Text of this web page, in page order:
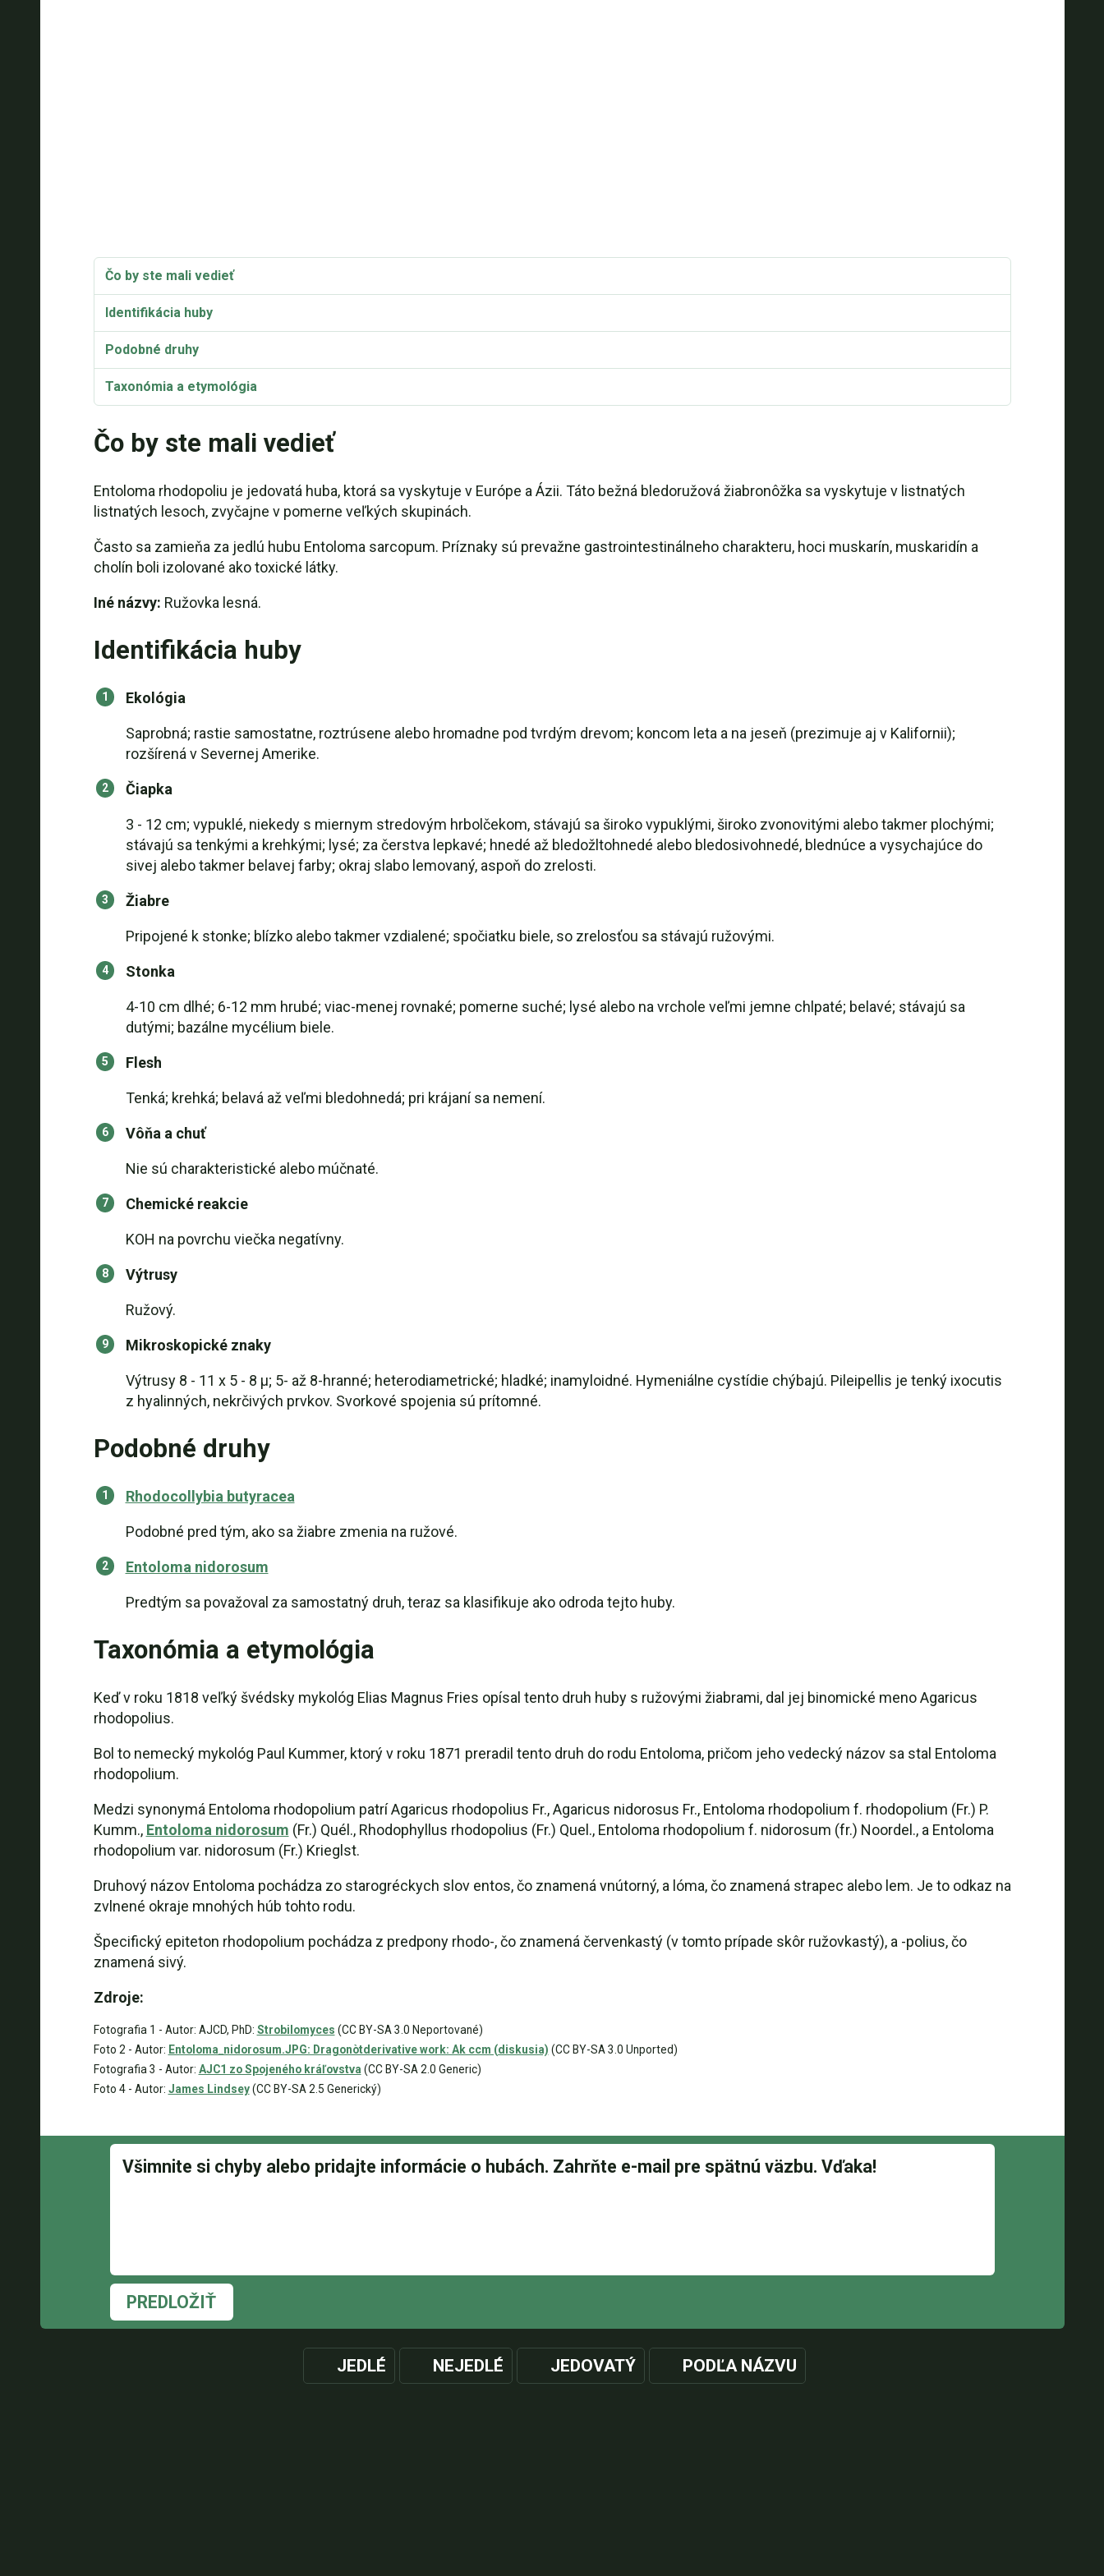
Čo by ste mali vedieť
Identifikácia huby
Podobné druhy
Taxonómia a etymológia
Čo by ste mali vedieť
Entoloma rhodopoliu je jedovatá huba, ktorá sa vyskytuje v Európe a Ázii. Táto bežná bledoružová žiabronôžka sa vyskytuje v listnatých
listnatých lesoch, zvyčajne v pomerne veľkých skupinách.
Často sa zamieňa za jedlú hubu Entoloma sarcopum. Príznaky sú prevažne gastrointestinálneho charakteru, hoci muskarín, muskaridín a
cholín boli izolované ako toxické látky.
Iné názvy: Ružovka lesná.
Identifikácia huby
Ekológia
Saprobná; rastie samostatne, roztrúsene alebo hromadne pod tvrdým drevom; koncom leta a na jeseň (prezimuje aj v Kalifornii);
rozšírená v Severnej Amerike.
Čiapka
3 - 12 cm; vypuklé, niekedy s miernym stredovým hrbolčekom, stávajú sa široko vypuklými, široko zvonovitými alebo takmer plochými;
stávajú sa tenkými a krehkými; lysé; za čerstva lepkavé; hnedé až bledožltohnedé alebo bledosivohnedé, blednúce a vysychajúce do
sivej alebo takmer belavej farby; okraj slabo lemovaný, aspoň do zrelosti.
Žiabre
Pripojené k stonke; blízko alebo takmer vzdialené; spočiatku biele, so zrelosťou sa stávajú ružovými.
Stonka
4-10 cm dlhé; 6-12 mm hrubé; viac-menej rovnaké; pomerne suché; lysé alebo na vrchole veľmi jemne chlpaté; belavé; stávajú sa
dutými; bazálne mycélium biele.
Flesh
Tenká; krehká; belavá až veľmi bledohnedá; pri krájaní sa nemení.
Vôňa a chuť
Nie sú charakteristické alebo múčnaté.
Chemické reakcie
KOH na povrchu viečka negatívny.
Výtrusy
Ružový.
Mikroskopické znaky
Výtrusy 8 - 11 x 5 - 8 µ; 5- až 8-hranné; heterodiametrické; hladké; inamyloidné. Hymeniálne cystídie chýbajú. Pileipellis je tenký ixocutis
z hyalinných, nekrčivých prvkov. Svorkové spojenia sú prítomné.
Podobné druhy
Rhodocollybia butyracea
Podobné pred tým, ako sa žiabre zmenia na ružové.
Entoloma nidorosum
Predtým sa považoval za samostatný druh, teraz sa klasifikuje ako odroda tejto huby.
Taxonómia a etymológia
Keď v roku 1818 veľký švédsky mykológ Elias Magnus Fries opísal tento druh huby s ružovými žiabrami, dal jej binomické meno Agaricus
rhodopolius.
Bol to nemecký mykológ Paul Kummer, ktorý v roku 1871 preradil tento druh do rodu Entoloma, pričom jeho vedecký názov sa stal Entoloma
rhodopolium.
Medzi synonymá Entoloma rhodopolium patrí Agaricus rhodopolius Fr., Agaricus nidorosus Fr., Entoloma rhodopolium f. rhodopolium (Fr.) P.
Kumm., Entoloma nidorosum (Fr.) Quél., Rhodophyllus rhodopolius (Fr.) Quel., Entoloma rhodopolium f. nidorosum (fr.) Noordel., a Entoloma
rhodopolium var. nidorosum (Fr.) Krieglst.
Druhový názov Entoloma pochádza zo starogréckych slov entos, čo znamená vnútorný, a lóma, čo znamená strapec alebo lem. Je to odkaz na
zvlnené okraje mnohých húb tohto rodu.
Špecifický epiteton rhodopolium pochádza z predpony rhodo-, čo znamená červenkastý (v tomto prípade skôr ružovkastý), a -polius, čo
znamená sivý.
Zdroje:
Fotografia 1 - Autor: AJCD, PhD: Strobilomyces (CC BY-SA 3.0 Neportované)
Foto 2 - Autor: Entoloma_nidorosum.JPG: Dragonòtderivative work: Ak ccm (diskusia) (CC BY-SA 3.0 Unported)
Fotografia 3 - Autor: AJC1 zo Spojeného kráľovstva (CC BY-SA 2.0 Generic)
Foto 4 - Autor: James Lindsey(CC BY-SA 2.5 Generický)
PREDLOŽIŤ
JEDLÉ NEJEDLÉ JEDOVATÝ PODĽA NÁZVU